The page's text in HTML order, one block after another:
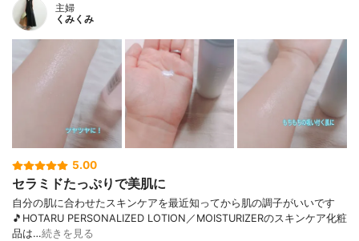
主婦
くみくみ
5.00
セラミドたっぷりで美肌に
自分の肌に合わせたスキンケアを最近知ってから肌の調子がいいです
🎵HOTARU PERSONALIZED LOTION／MOISTURIZERのスキンケア化粧
品は…続きを見る